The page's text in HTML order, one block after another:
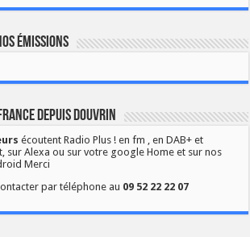
émissions
depuis Douvrin
écoutent Radio Plus ! en fm , en DAB+ et
sur Alexa ou sur votre google Home et sur nos
Merci
par téléphone au 09 52 22 22 07